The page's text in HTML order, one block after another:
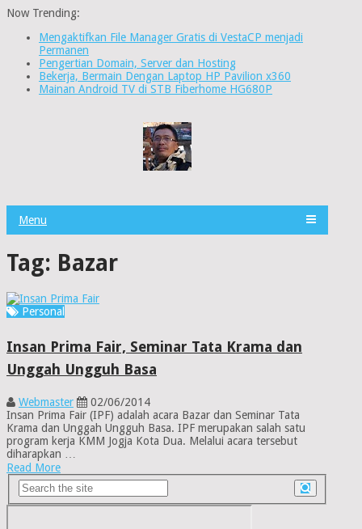
Now Trending:
Mengaktifkan File Manager Gratis di VestaCP menjadi
Permanen
Pengertian Domain, Server dan Hosting
Bekerja, Bermain Dengan Laptop HP Pavilion x360
Mainan Android TV di STB Fiberhome HG680P
Menu
Tag: Bazar
Personal
Insan Prima Fair, Seminar Tata Krama dan
Unggah Ungguh Basa
Webmaster
02/06/2014
Insan Prima Fair (IPF) adalah acara Bazar dan Seminar Tata
Krama dan Unggah Ungguh Basa. IPF merupakan salah satu
program kerja KMM Jogja Kota Dua. Melalui acara tersebut
diharapkan …
Read More